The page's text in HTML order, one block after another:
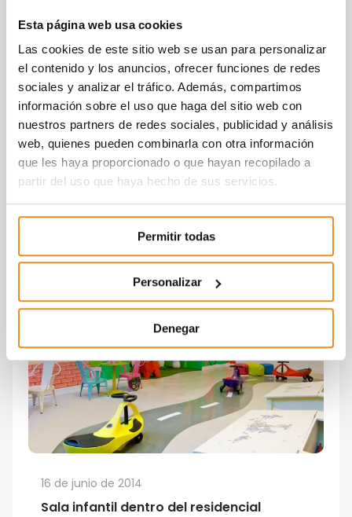
Esta página web usa cookies
Las cookies de este sitio web se usan para personalizar
el contenido y los anuncios, ofrecer funciones de redes
sociales y analizar el tráfico. Además, compartimos
información sobre el uso que haga del sitio web con
nuestros partners de redes sociales, publicidad y análisis
web, quienes pueden combinarla con otra información
que les haya proporcionado o que hayan recopilado a
partir del uso que haya hecho de sus servicios.
Permitir todas
Personalizar
Denegar
Sala infantil dentro del residencial
16 de junio de 2014